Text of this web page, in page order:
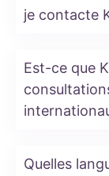
je contacte
Est-ce que
Quelles